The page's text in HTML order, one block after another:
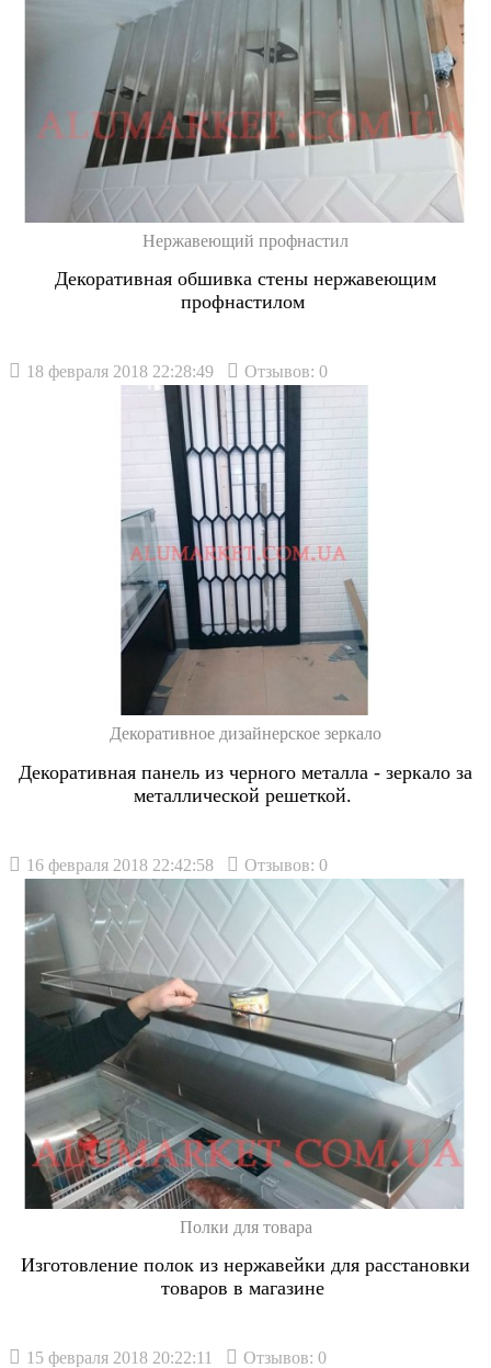
Нержавеющий профнастил
Декоративная обшивка стены нержавеющим
профнастилом
18 февраля 2018 22:28:49 Отзывов: 0
Декоративное дизайнерское зеркало
Декоративная панель из черного металла - зеркало за
металлической решеткой.
16 февраля 2018 22:42:58 Отзывов: 0
Полки для товара
Изготовление полок из нержавейки для расстановки
товаров в магазине
15 февраля 2018 20:22:11 Отзывов: 0